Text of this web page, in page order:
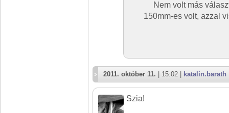
Nem volt más
150mm-es volt, azzal
2011. október 11. | 15:02 | katalin.barath
Szia!